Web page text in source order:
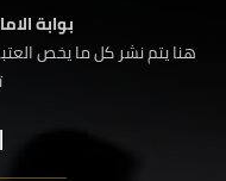
بوابة
هنا يتم نشر كل ما يخص